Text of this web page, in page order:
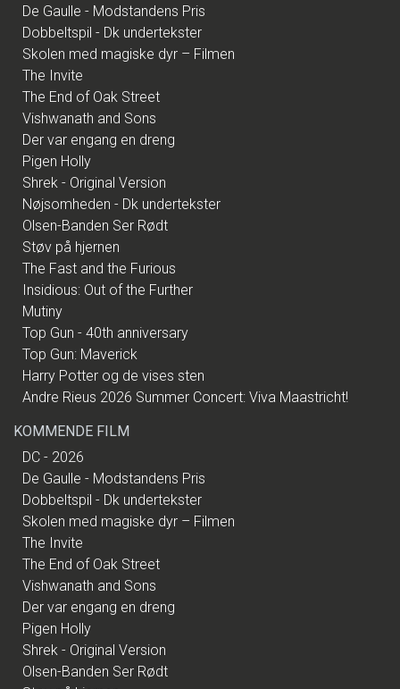
De Gaulle - Modstandens Pris
Dobbeltspil - Dk undertekster
Skolen med magiske dyr – Filmen
The Invite
The End of Oak Street
Vishwanath and Sons
Der var engang en dreng
Pigen Holly
Shrek - Original Version
Nøjsomheden - Dk undertekster
Olsen-Banden Ser Rødt
Støv på hjernen
The Fast and the Furious
Insidious: Out of the Further
Mutiny
Top Gun - 40th anniversary
Top Gun: Maverick
Harry Potter og de vises sten
Andre Rieus 2026 Summer Concert: Viva Maastricht!
KOMMENDE FILM
DC - 2026
De Gaulle - Modstandens Pris
Dobbeltspil - Dk undertekster
Skolen med magiske dyr – Filmen
The Invite
The End of Oak Street
Vishwanath and Sons
Der var engang en dreng
Pigen Holly
Shrek - Original Version
Olsen-Banden Ser Rødt